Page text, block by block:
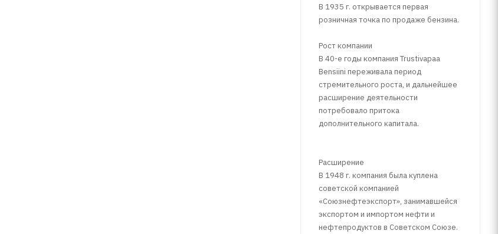
В 1935 г. открывается первая
розничная точка по продаже бензина.
Рост компании
В 40-е годы компания Trustivapaa
Bensiini переживала период
стремительного роста, и дальнейшее
расширение деятельности
потребовало притока
дополнительного капитала.
Расширение
В 1948 г. компания была куплена
советской компанией
«Союзнефтеэкспорт», занимавшейся
экспортом и импортом нефти и
нефтепродуктов в Советском Союзе.